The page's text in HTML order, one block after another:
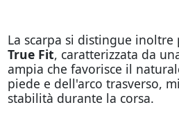
La scarpa si distingue inoltre
True Fit, caratterizzata da
ampia che favorisce il
piede e dell'arco trasverso,
stabilità durante la corsa.